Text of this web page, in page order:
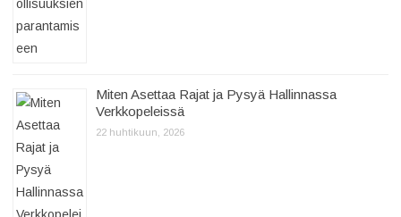
Miten Asettaa Rajat ja Pysyä Hallinnassa
Verkkopeleissä
22 huhtikuun, 2026